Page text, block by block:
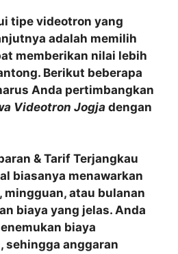
tipe videotron yang
adalah memilih
memberikan nilai lebih
Berikut beberapa
Anda pertimbangkan
Videotron Jogja dengan
& Tarif Terjangkau
biasanya menawarkan
mingguan, atau bulanan
biaya yang jelas. Anda
biaya
sehingga anggaran